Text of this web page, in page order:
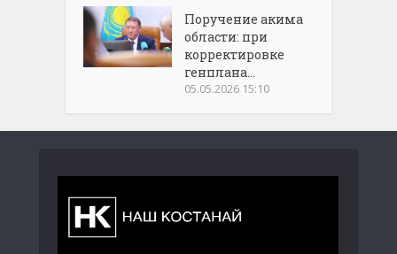
Поручение акима
области: при
корректировке
генплана...
05.05.2026 15:10